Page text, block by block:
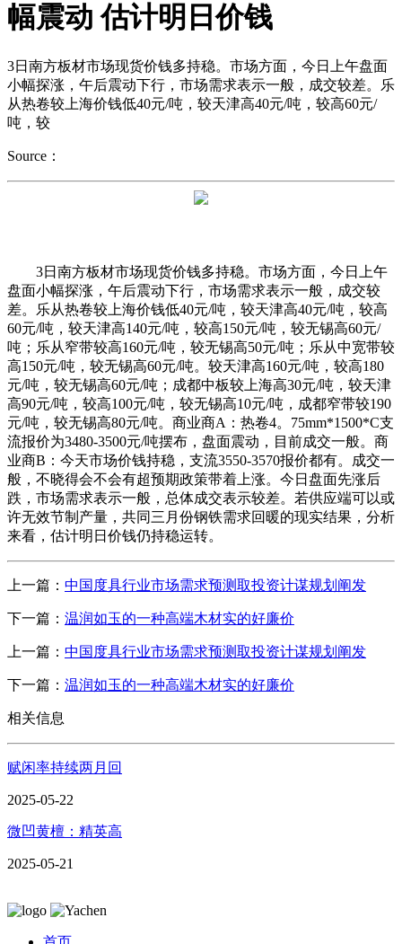
幅震动 估计明日价钱
3日南方板材市场现货价钱多持稳。市场方面，今日上午盘面
小幅探涨，午后震动下行，市场需求表示一般，成交较差。乐
从热卷较上海价钱低40元/吨，较天津高40元/吨，较高60元/
吨，较
Source：
3日南方板材市场现货价钱多持稳。市场方面，今日上午
盘面小幅探涨，午后震动下行，市场需求表示一般，成交较
差。乐从热卷较上海价钱低40元/吨，较天津高40元/吨，较高
60元/吨，较天津高140元/吨，较高150元/吨，较无锡高60元/
吨；乐从窄带较高160元/吨，较无锡高50元/吨；乐从中宽带较
高150元/吨，较无锡高60元/吨。较天津高160元/吨，较高180
元/吨，较无锡高60元/吨；成都中板较上海高30元/吨，较天津
高90元/吨，较高100元/吨，较无锡高10元/吨，成都窄带较190
元/吨，较无锡高80元/吨。商业商A：热卷4。75mm*1500*C支
流报价为3480-3500元/吨摆布，盘面震动，目前成交一般。商
业商B：今天市场价钱持稳，支流3550-3570报价都有。成交一
般，不晓得会不会有超预期政策带着上涨。今日盘面先涨后
跌，市场需求表示一般，总体成交表示较差。若供应端可以或
许无效节制产量，共同三月份钢铁需求回暖的现实结果，分析
来看，估计明日价钱仍持稳运转。
上一篇： 中国度具行业市场需求预测取投资计谋规划阐发
下一篇： 温润如玉的一种高端木材实的好廉价
上一篇： 中国度具行业市场需求预测取投资计谋规划阐发
下一篇： 温润如玉的一种高端木材实的好廉价
相关信息
赋闲率持续两月回
2025-05-22
微凹黄檀：精英高
2025-05-21